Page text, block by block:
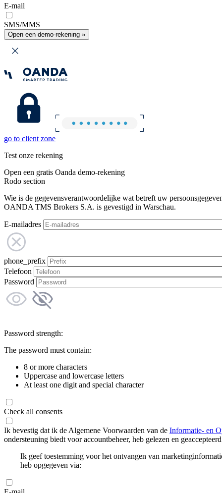
E-mail
SMS/MMS
Open een demo-rekening »
go to client zone
Test onze rekening
Open een gratis Oanda demo-rekening
Rodo section
Wie is de gegevensverantwoordelijke wat betreft uw
OANDA TMS Brokers S.A. is gevestigd in Warschau.
E-mailadres
phone_prefix
Telefoon
Password
Password strength:
The password must contain:
8 or more characters
Uppercase and lowercase letters
At least one digit and special character
Check all consents
Ik bevestig dat ik de Algemene Voorwaarden van de Informatie- en
ondersteuning biedt voor accountbeheer, heb gelezen en
Ik geef toestemming voor het ontvangen van
heb opgegeven via: